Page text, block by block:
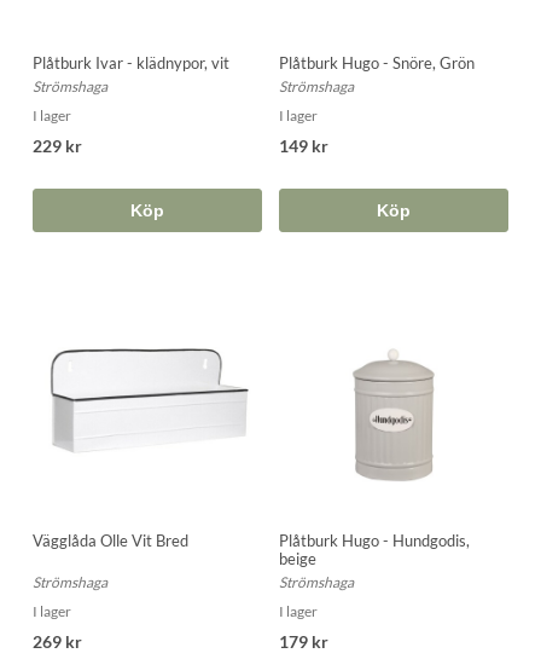
Plåtburk Ivar - klädnypor, vit
Strömshaga
I lager
229 kr
Köp
Plåtburk Hugo - Snöre, Grön
Strömshaga
I lager
149 kr
Köp
Vägglåda Olle Vit Bred
Strömshaga
I lager
269 kr
Plåtburk Hugo - Hundgodis,
beige
Strömshaga
I lager
179 kr